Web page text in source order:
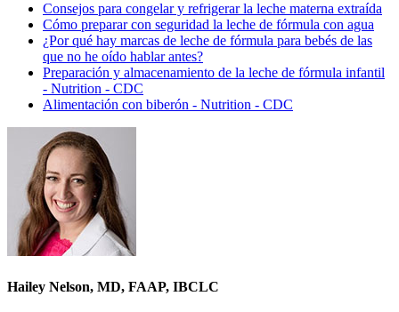
Consejos para congelar y refrigerar la leche materna extraída
Cómo preparar con seguridad la leche de fórmula con agua
¿Por qué hay marcas de leche de fórmula para bebés de las
que no he oído hablar antes?
Preparación y almacenamiento de la leche de fórmula infantil
- Nutrition - CDC
Alimentación con biberón - Nutrition - CDC
Hailey Nelson, MD, FAAP, IBCLC